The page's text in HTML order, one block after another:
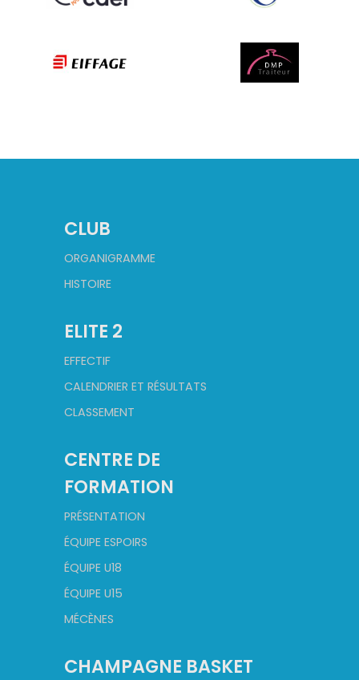
CLUB
ORGANIGRAMME
HISTOIRE
ELITE 2
EFFECTIF
CALENDRIER ET RÉSULTATS
CLASSEMENT
CENTRE DE
FORMATION
PRÉSENTATION
ÉQUIPE ESPOIRS
ÉQUIPE U18
ÉQUIPE U15
MÉCÈNES
CHAMPAGNE BASKET